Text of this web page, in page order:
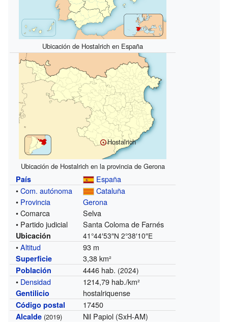
Ubicación de Hostalrich en España
Hostalrich
Ubicación de Hostalrich en la provincia de Gerona
País
España
•Com. autónoma
Cataluña
• Provincia
Gerona
• Comarca
Selva
• Partido judicial
Santa Coloma de Farnés
Ubicación 41°44′53″N 2°38′10″E
•Altitud 93 m
Superficie 3,38 km²
Población 4446 hab. (2024)
• Densidad 1214,79 hab./km²
Gentilicio hostalriquense
Código postal 17450
Alcalde (2019) Nil Papiol (SxH-AM)